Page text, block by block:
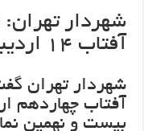
شهردار
آفتاب ۱۴ اردیبهشت افتتاح می شود
شهردار تهران
آفتاب چهاردهم
بیست و نهمین